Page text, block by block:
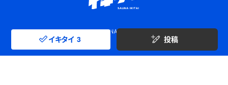
イキタイ 3 投稿
© SAUNA IKITAI